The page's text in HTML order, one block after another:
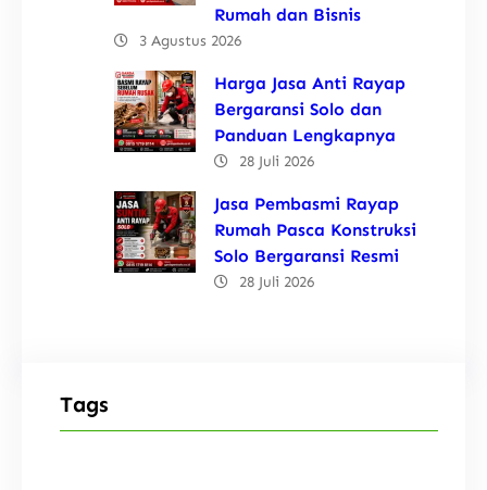
Rumah dan Bisnis
3 Agustus 2026
Harga Jasa Anti Rayap
Bergaransi Solo dan
Panduan Lengkapnya
28 Juli 2026
Jasa Pembasmi Rayap
Rumah Pasca Konstruksi
Solo Bergaransi Resmi
28 Juli 2026
Tags